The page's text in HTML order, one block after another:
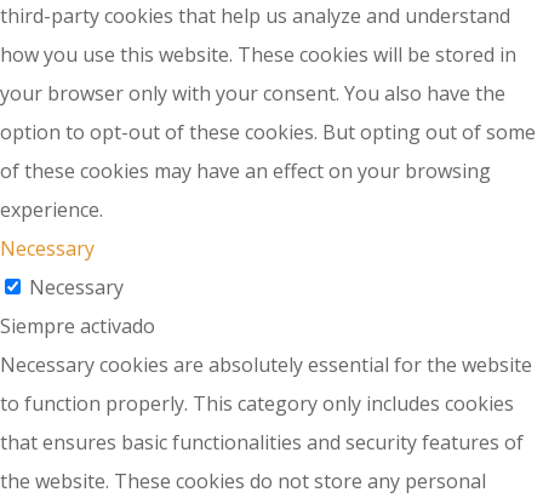
third-party cookies that help us analyze and understand
how you use this website. These cookies will be stored in
your browser only with your consent. You also have the
option to opt-out of these cookies. But opting out of some
of these cookies may have an effect on your browsing
experience.
Necessary
Necessary
Siempre activado
Necessary cookies are absolutely essential for the website
to function properly. This category only includes cookies
that ensures basic functionalities and security features of
the website. These cookies do not store any personal